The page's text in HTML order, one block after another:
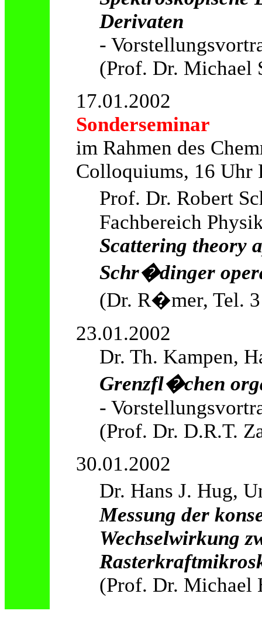
Derivaten
-
(Prof. Dr. Michael
17.01.2002
Sonderseminar
im Rahmen des
Colloquiums, 16 Uhr
Prof. Dr. Robert
Fachbereich
Scattering theory
Schr�dinger
(Dr. R�mer, Tel.
23.01.2002
Dr. Th. Kampen,
Grenzfl�chen
-
(Prof. Dr. D.R.T.
30.01.2002
Dr. Hans J. Hug,
Messung der
Wechselwirkung
(Prof. Dr. Michael